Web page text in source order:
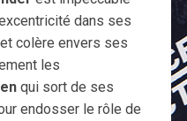
dans ses
colère envers ses
les
qui sort de ses
endosser le rôle de